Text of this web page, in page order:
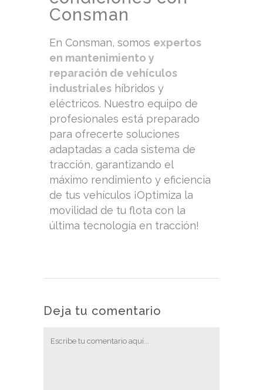
Consman
En Consman, somos expertos
en mantenimiento y
reparación de vehículos
industriales híbridos y
eléctricos. Nuestro equipo de
profesionales está preparado
para ofrecerte soluciones
adaptadas a cada sistema de
tracción, garantizando el
máximo rendimiento y eficiencia
de tus vehículos ¡Optimiza la
movilidad de tu flota con la
última tecnología en tracción!
Deja tu comentario